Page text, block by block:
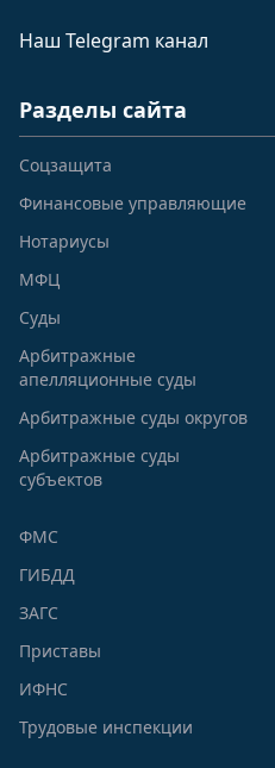
Наш Telegram канал
Разделы сайта
Соцзащита
Финансовые управляющие
Нотариусы
МФЦ
Суды
Арбитражные
апелляционные суды
Арбитражные суды округов
Арбитражные суды
субъектов
ФМС
ГИБДД
ЗАГС
Приставы
ИФНС
Трудовые инспекции